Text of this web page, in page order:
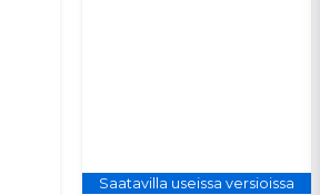
Saatavilla useissa versioissa